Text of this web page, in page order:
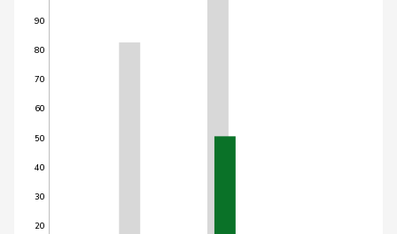
20
30
40
50
60
70
80
90